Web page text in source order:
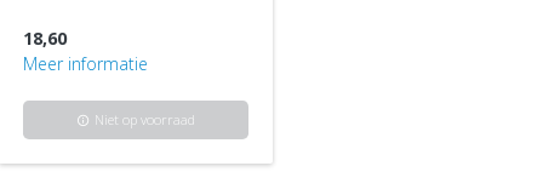
18,60
Meer informatie
info Niet op voorraad